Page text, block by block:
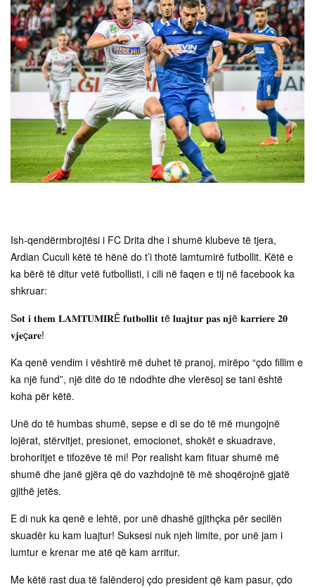
Ish-qendërmbrojtësi i FC Drita dhe i shumë klubeve të tjera,
Ardian Cuculi këtë të hënë do t’i thotë lamtumirë futbollit. Këtë e
ka bërë të ditur vetë futbollisti, i cili në faqen e tij në facebook ka
shkruar:
S𝐨𝐭 𝐢 𝐭𝐡𝐞𝐦 𝐋𝐀𝐌𝐓𝐔𝐌𝐈𝐑Ë 𝐟𝐮𝐭𝐛𝐨𝐥𝐥𝐢𝐭 𝐭ë 𝐥𝐮𝐚𝐣𝐭𝐮𝐫 𝐩𝐚𝐬 𝐧𝐣ë 𝐤𝐚𝐫𝐫𝐢𝐞𝐫𝐞 𝟐𝟎
𝐯𝐣𝐞ç𝐚𝐫𝐞!
Ka qenë vendim i vështirë më duhet të pranoj, mirëpo “çdo fillim e
ka një fund”, një ditë do të ndodhte dhe vlerësoj se tani është
koha për këtë.
Unë do të humbas shumë, sepse e di se do të më mungojnë
lojërat, stërvitjet, presionet, emocionet, shokët e skuadrave,
brohoritjet e tifozëve të mi! Por realisht kam fituar shumë më
shumë dhe janë gjëra që do vazhdojnë të më shoqërojnë gjatë
gjithë jetës.
E di nuk ka qenë e lehtë, por unë dhashë gjithçka për secilën
skuadër ku kam luajtur! Suksesi nuk njeh limite, por unë jam i
lumtur e krenar me atë që kam arritur.
Me këtë rast dua të falënderoj çdo president që kam pasur, çdo